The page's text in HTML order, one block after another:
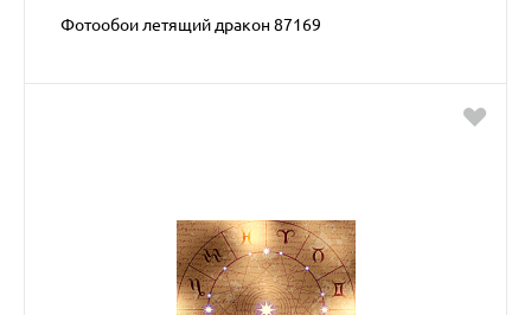
Фотообои летящий дракон 87169